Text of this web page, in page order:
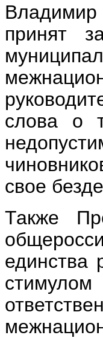
Владимир
принят
слова о
свое
Также
единства